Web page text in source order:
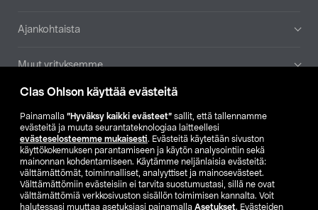
Clas Ohlson käyttää evästeitä
Painamalla ”Hyväksy kaikki evästeet” sallit, että tallennamme
evästeitä ja muuta seurantateknologiaa laitteellesi
evästeselosteemme mukaisesti. Evästeitä käytetään sivuston
käyttökokemuksen parantamiseen ja käytön analysointiin sekä
mainonnan kohdentamiseen. Käytämme neljänlaisia evästeitä:
välttämättömät, toiminnalliset, analyyttiset ja mainosevästeet.
Välttämättömiin evästeisiin ei tarvita suostumustasi, sillä ne ovat
välttämättömiä verkkosivuston sisällön toimimisen kannalta. Voit
halutessasi muuttaa asetuksiasi painamalla Asetukset. Evästeiden
Ajankohtaista
Muut yrityksemme
Etsi myymälä
SE NO FI
FI SV